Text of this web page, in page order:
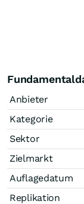
Anbieter
Kategorie
Sektor
Zielmarkt
Auflagedatum
Replikation